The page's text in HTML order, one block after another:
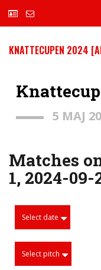
KNATTECUPEN 2024
5 MAJ
Matches
1, 2024-09-
Select date
Select pitch